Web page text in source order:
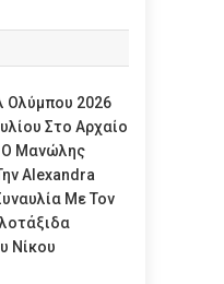
Ολύμπου 2026
Στο Αρχαίο
Ο Μανώλης
Alexandra
Με Τον
Νίκου